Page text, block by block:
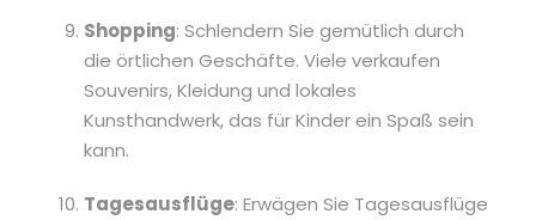
Shopping: Schlendern Sie gemütlich durch
die örtlichen Geschäfte. Viele verkaufen
Souvenirs, Kleidung und lokales
Kunsthandwerk, das für Kinder ein Spaß sein
kann.
Tagesausflüge: Erwägen Sie Tagesausflüge